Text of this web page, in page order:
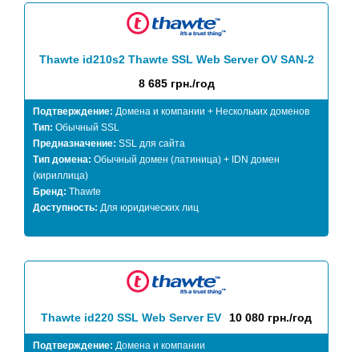
Thawte id210s2 Thawte SSL Web Server OV SAN-2
8 685 грн./год
Подтверждение: Домена и компании + Нескольких доменов
Тип: Обычный SSL
Предназначение: SSL для сайта
Тип домена: Обычный домен (латиница) + IDN домен
(кириллица)
Бренд: Thawte
Доступность: Для юридических лиц
Thawte id220 SSL Web Server EV 10 080 грн./год
Подтверждение: Домена и компании